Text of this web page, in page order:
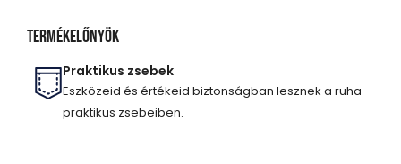
Termékelőnyök
Praktikus zsebek
Eszközeid és értékeid biztonságban lesznek a ruha
praktikus zsebeiben.